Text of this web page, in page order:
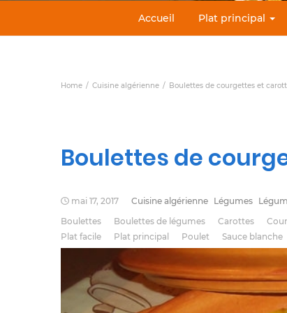
Accueil Plat principal
Home Cuisine algérienne Boulettes de courgettes et
Boulettes de
mai 17, 2017 Cuisine algérienne Légumes
Boulettes
Boulettes de légumes Carottes
Plat facile
Plat principal Poulet Sauce blanche